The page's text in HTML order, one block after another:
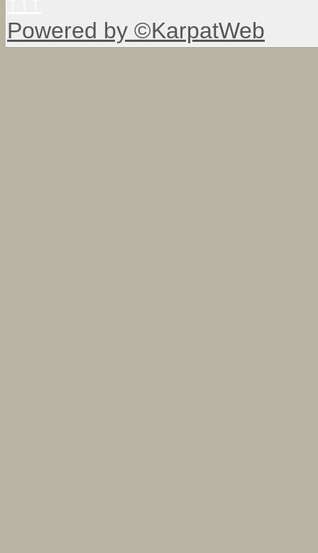
Powered by ©KarpatWeb